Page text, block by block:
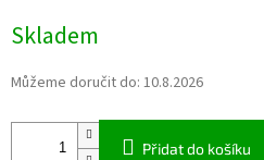
cena:
Skladem
Můžeme doručit do: 10.8.2026
Přidat do košíku